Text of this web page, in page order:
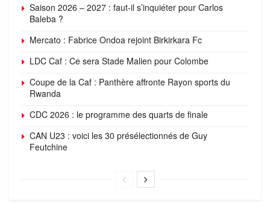
Saison 2026 – 2027 : faut-il s’inquiéter pour Carlos
Baleba ?
Mercato : Fabrice Ondoa rejoint Birkirkara Fc
LDC Caf : Ce sera Stade Malien pour Colombe
Coupe de la Caf : Panthère affronte Rayon sports du
Rwanda
CDC 2026 : le programme des quarts de finale
CAN U23 : voici les 30 présélectionnés de Guy
Feutchine